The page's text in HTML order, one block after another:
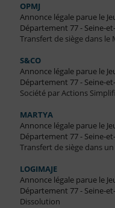
OPMJ
Annonce légale parue le
Département 77 - Seine-
Transfert de siège dans
S&CO
Annonce légale parue le
Département 77 - Seine-
Société par Actions
MARTYA
Annonce légale parue le
Département 77 - Seine-
Transfert de siège dans
LOGIMAJE
Annonce légale parue le
Département 77 - Seine-
Dissolution